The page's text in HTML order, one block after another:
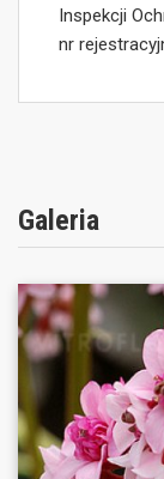
Inspekcji
nr
Galeria